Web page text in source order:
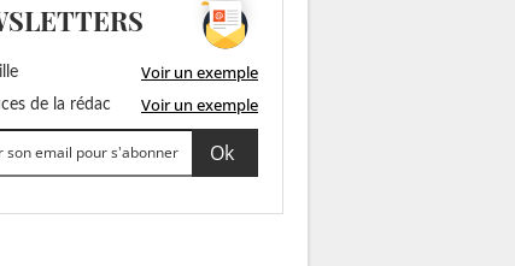
Voir un exemple
de la rédac Voir un exemple